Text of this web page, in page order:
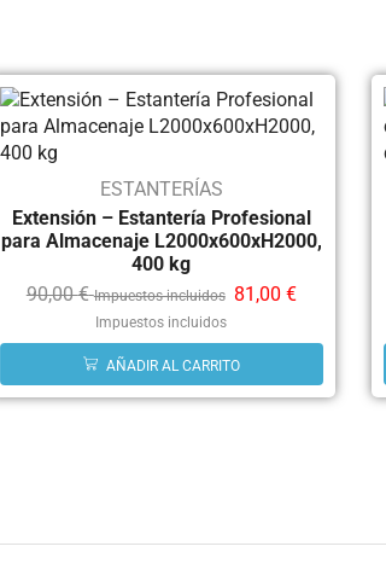
ESTANTERÍAS
Extensión – Estantería Profesional
para Almacenaje L2000x600xH2000,
400 kg
90,00€ Impuestos incluidos 81,00 €
Impuestos incluidos
AÑADIR AL CARRITO